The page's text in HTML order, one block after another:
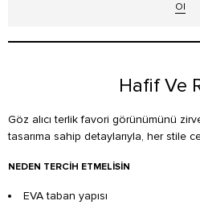
Ol
Hafif Ve
Göz alıcı terlik favori görünümünü
tasarıma sahip detaylarıyla, her stile
NEDEN TERCIH ETMELISIN
EVA taban yapısı